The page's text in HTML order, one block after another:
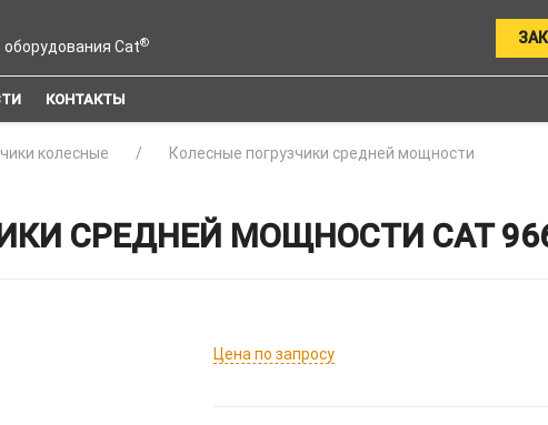
оборудования Cat®
КОНТАКТЫ
колесные Колесные погрузчики средней мощности
СРЕДНЕЙ МОЩНОСТИ CAT
Цена по запросу